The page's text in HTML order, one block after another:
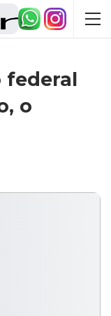
federal
o